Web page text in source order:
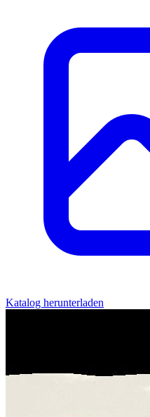
Katalog herunterladen